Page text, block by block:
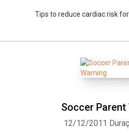
Tips to reduce cardiac risk
Soccer Parent
12/12/2011